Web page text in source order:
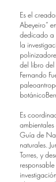
Es el
Abeyeiro”
dedicado a
la
del libro del
Fernando
Es
Guía de
naturales.
Torres, y